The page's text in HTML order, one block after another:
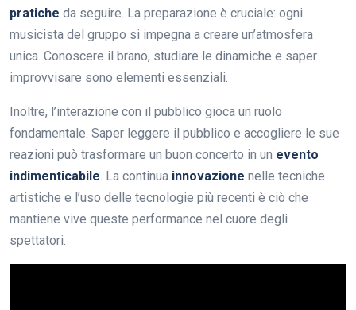
pratiche da seguire. La preparazione è cruciale: ogni
musicista del gruppo si impegna a creare un’atmosfera
unica. Conoscere il brano, studiare le dinamiche e saper
improvvisare sono elementi essenziali.
Inoltre, l’interazione con il pubblico gioca un ruolo
fondamentale. Saper leggere il pubblico e accogliere le sue
reazioni può trasformare un buon concerto in un evento
indimenticabile. La continua innovazione nelle tecniche
artistiche e l’uso delle tecnologie più recenti è ciò che
mantiene vive queste performance nel cuore degli
spettatori.